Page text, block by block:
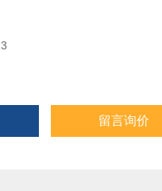
留言询价